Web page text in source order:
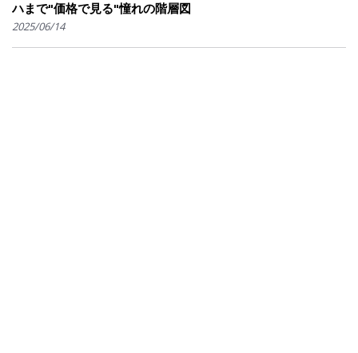
ハまで"価格で見る"憧れの階層図
2025/06/14